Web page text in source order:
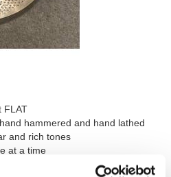
FLAT
hammered and hand lathed
and rich tones
at a time